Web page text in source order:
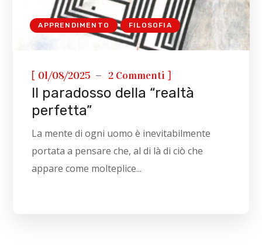
APPRENDIMENTO FILOSOFIA
[ 01/08/2025 2 Commenti ]
Il paradosso della “realtà
perfetta”
La mente di ogni uomo è inevitabilmente
portata a pensare che, al di là di ciò che
appare come molteplice...